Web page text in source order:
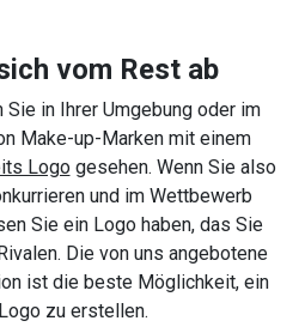
vom Rest ab
in Ihrer Umgebung oder im
Make-up-Marken mit einem
Logogesehen. Wenn Sie also
und im Wettbewerb
Sie ein Logo haben, das Sie
Die von uns angebotene
ist die beste Möglichkeit, ein
zu erstellen.